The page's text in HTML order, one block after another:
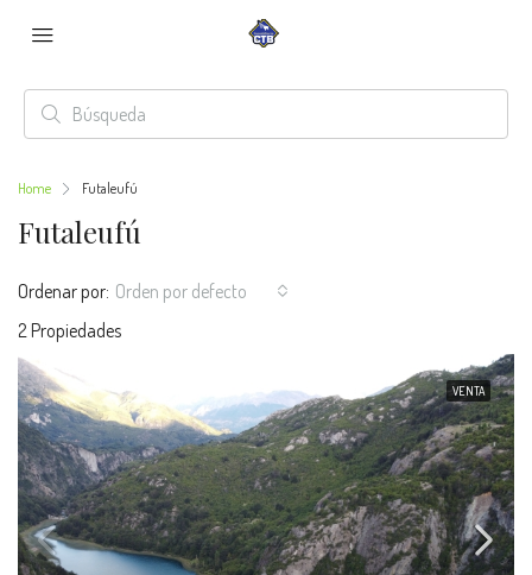
Home Futaleufú
Futaleufú
2 Propiedades
Ordenar por: Orden por defecto
VENTA